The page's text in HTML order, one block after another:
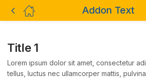
Addon Text
Title 1
Lorem ipsum dolor sit amet, consectetur
tellus, luctus nec ullamcorper mattis,